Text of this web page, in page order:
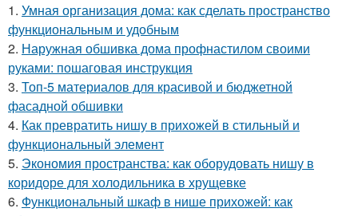
1. Умная организация дома: как сделать пространство
функциональным и удобным
2. Наружная обшивка дома профнастилом своими
руками: пошаговая инструкция
3. Топ-5 материалов для красивой и бюджетной
фасадной обшивки
4. Как превратить нишу в прихожей в стильный и
функциональный элемент
5. Экономия пространства: как оборудовать нишу в
коридоре для холодильника в хрущевке
6. Функциональный шкаф в нише прихожей: как